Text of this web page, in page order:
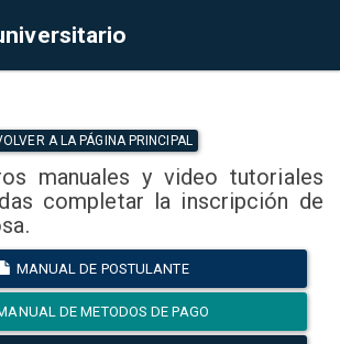
A LA PÁGINA PRINCIPAL
manuales y video tutoriales
completar la inscripción de
MANUAL DE POSTULANTE
DE METODOS DE PAGO